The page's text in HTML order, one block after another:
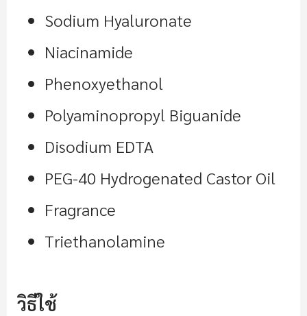
Sodium Hyaluronate
Niacinamide
Phenoxyethanol
Polyaminopropyl Biguanide
Disodium EDTA
PEG-40 Hydrogenated Castor Oil
Fragrance
Triethanolamine
วิธีใช้